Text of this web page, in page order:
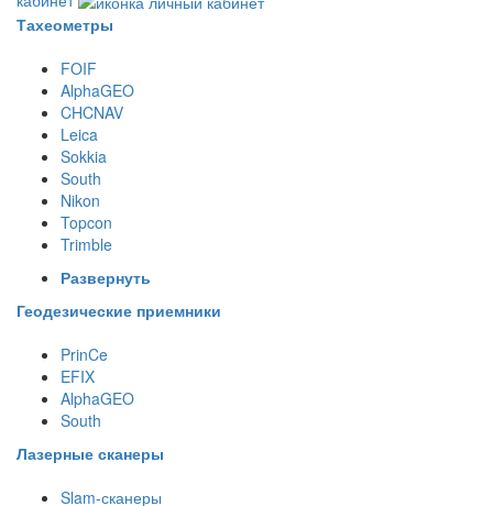
Тахеометры
FOIF
AlphaGEO
CHCNAV
Leica
Sokkia
South
Nikon
Topcon
Trimble
Развернуть
Геодезические приемники
PrinCe
EFIX
AlphaGEO
South
Лазерные сканеры
Slam-сканеры